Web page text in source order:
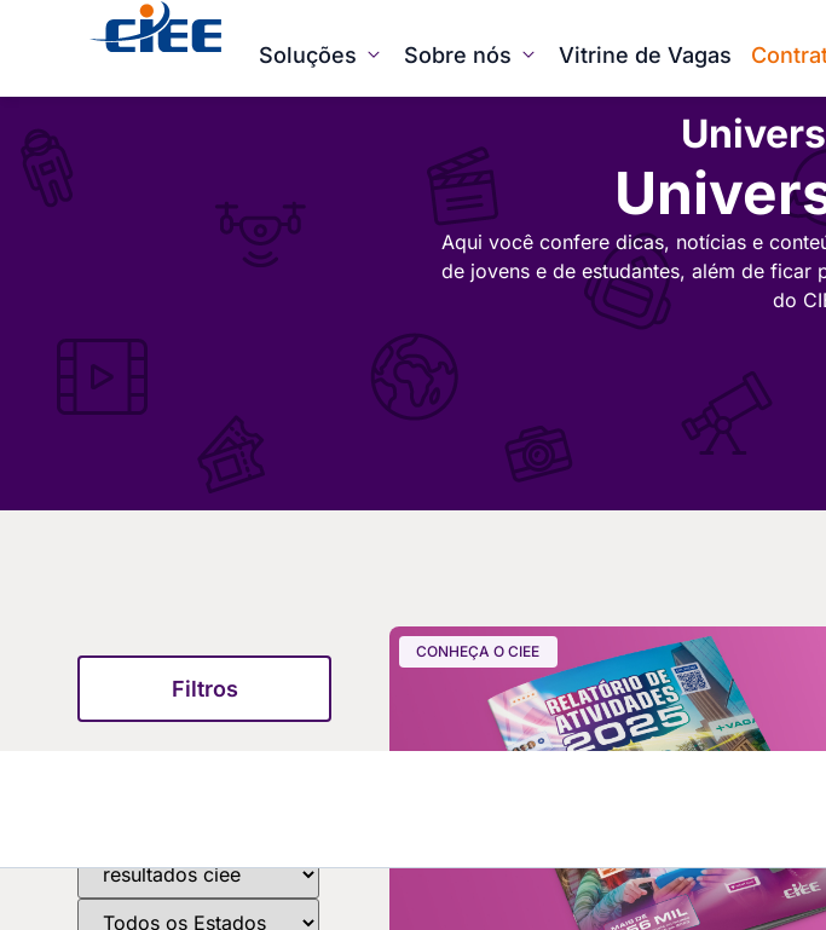
Soluções Sobre nós Vitrine de Vagas
Aqui você confere dicas, notícias e
de jovens e de estudantes, além de
do
Filtros
CONHEÇA O CIEE